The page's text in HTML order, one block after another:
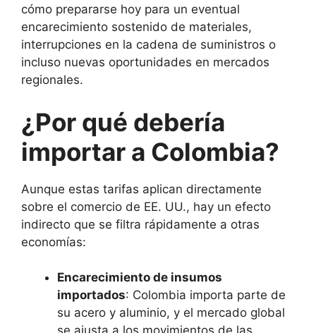
cómo prepararse hoy para un eventual
encarecimiento sostenido de materiales,
interrupciones en la cadena de suministros o
incluso nuevas oportunidades en mercados
regionales.
¿Por qué debería
importar a Colombia?
Aunque estas tarifas aplican directamente
sobre el comercio de EE. UU., hay un efecto
indirecto que se filtra rápidamente a otras
economías:
Encarecimiento de insumos
importados: Colombia importa parte de
su acero y aluminio, y el mercado global